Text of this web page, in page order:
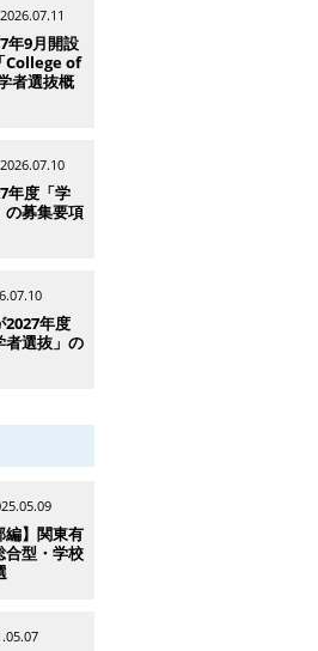
2026.07.11
年9月開設
College of
者選抜概
2026.07.10
年度「学
の募集要項
2027年度
者選抜」の
編】関東有
合型・学校